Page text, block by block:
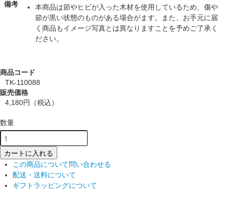
備考
本商品は節やヒビが入った木材を使用しているため、傷や
節が黒い状態のものがある場合がます。また、お手元に届
く商品もイメージ写真とは異なりますことを予めご了承く
ださい。
商品コード
TK-110088
販売価格
4,180円
（税込）
数量
カートに入れる
この商品について問い合わせる
配送・送料について
ギフトラッピングについて